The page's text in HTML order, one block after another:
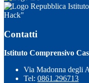
Hack"
Contatti
Istituto Comprensivo
Via Madonna degli
Tel: 0861.296713